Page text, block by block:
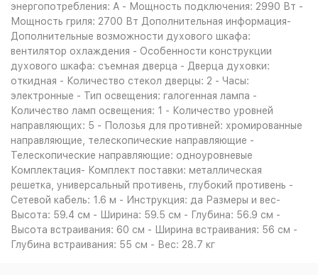
энергопотребления: A - Мощность подключения: 2990 Вт -
Мощность гриля: 2700 Вт Дополнительная информация-
Дополнительные возможности духового шкафа:
вентилятор охлаждения - Особенности конструкции
духового шкафа: съемная дверца - Дверца духовки:
откидная - Количество стекол дверцы: 2 - Часы:
электронные - Тип освещения: галогенная лампа -
Количество ламп освещения: 1 - Количество уровней
направляющих: 5 - Полозья для противней: хромированные
направляющие, телескопические направляющие -
Телескопические направляющие: одноуровневые
Комплектация- Комплект поставки: металлическая
решетка, универсальный противень, глубокий противень -
Сетевой кабель: 1.6 м - Инструкция: да Размеры и вес-
Высота: 59.4 см - Ширина: 59.5 см - Глубина: 56.9 см -
Высота встраивания: 60 см - Ширина встраивания: 56 см -
Глубина встраивания: 55 см - Вес: 28.7 кг